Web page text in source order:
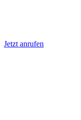
Jetzt anrufen